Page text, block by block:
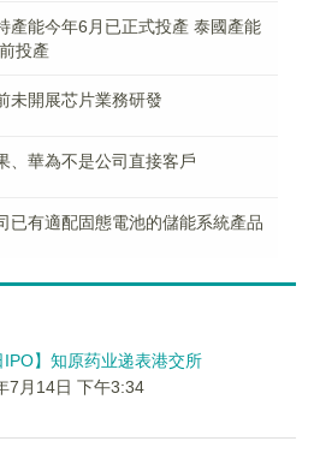
產能今年6月已正式投產 泰國產能
投產
未開展芯片業務研發
、華為不是公司直接客戶
已有適配固態電池的儲能系統產品
IPO】知原药业递表港交所
7月14日 下午3:34